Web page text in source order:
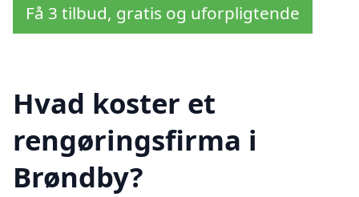
Få 3 tilbud, gratis og uforpligtende
Hvad koster et
rengøringsfirma i
Brøndby?